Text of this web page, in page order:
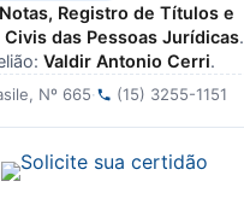
Notas, Registro de Títulos e
das Pessoas Jurídicas.
Valdir Antonio Cerri.
Nº 665· (15) 3255-1151